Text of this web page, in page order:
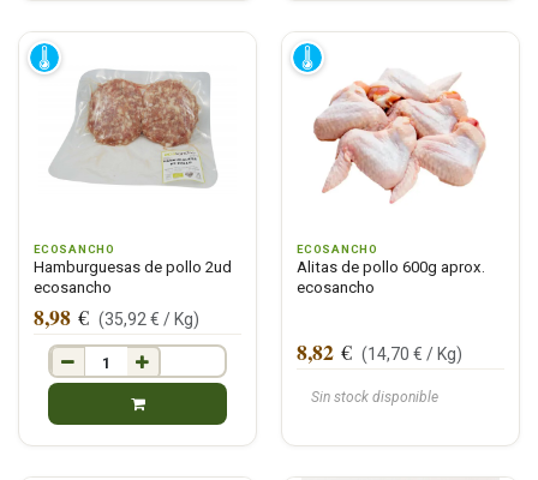
ECOSANCHO
Hamburguesas de pollo 2ud
ecosancho
8,98 € (35,92 € / Kg)
ECOSANCHO
Alitas de pollo 600g aprox.
ecosancho
Sin stock disponible
8,82 € (14,70 € / Kg)